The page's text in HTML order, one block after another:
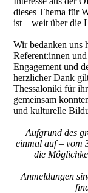
dieses Thema für
ist – weit über die
Wir bedanken uns
Referent:innen
Engagement und
herzlicher Dank
Thessaloniki für
gemeinsam
und kulturelle
Aufgrund des
einmal auf – vom
die
Anmeldungen